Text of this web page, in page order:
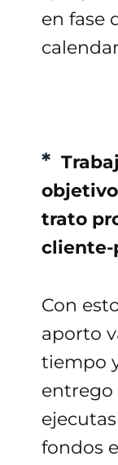
en fase
*
trato
cliente-
Con
aporto
tiempo
entrego
fondos